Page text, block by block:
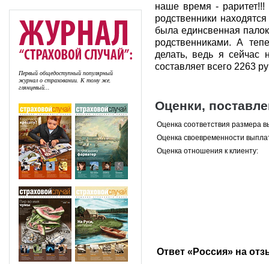
Первый общедоступный популярный
журнал о страховании. К тому же,
глянцевый...
наше время -
родственники
была единсвенная
родственниками. А
делать, ведь я сейчас
составляет всего 2263
Оценки,
Оценка соответствия размера
Оценка своевременности
Оценка отношения к клиенту:
Ответ «Россия» на